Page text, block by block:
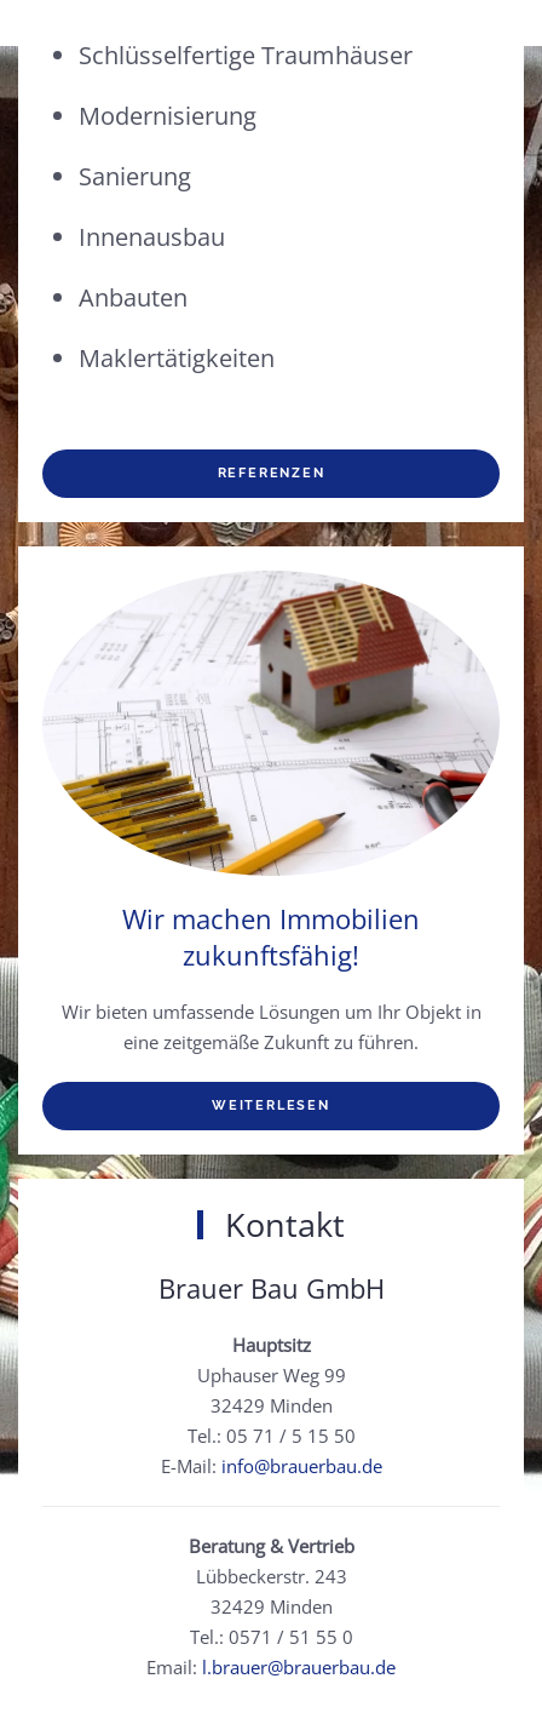
Schlüsselfertige Traumhäuser
Modernisierung
Sanierung
Innenausbau
Anbauten
Maklertätigkeiten
REFERENZEN
Wir machen Immobilien
zukunftsfähig!
Wir bieten umfassende Lösungen um Ihr Objekt in
eine zeitgemäße Zukunft zu führen.
WEITERLESEN
Kontakt
Brauer Bau GmbH
Hauptsitz
Uphauser Weg 99
32429 Minden
Tel.: 05 71 / 5 15 50
E-Mail: info@brauerbau.de
Beratung & Vertrieb
Lübbeckerstr. 243
32429 Minden
Tel.: 0571 / 51 55 0
Email: l.brauer@brauerbau.de